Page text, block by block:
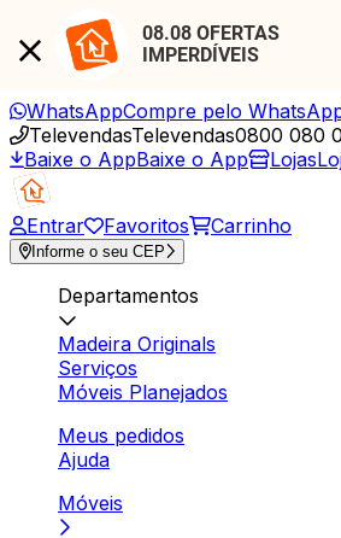
08.08 OFERTAS
IMPERDÍVEIS
WhatsAppCompre pelo
TelevendasTelevendas0800 080
Baixe o AppBaixe o App Lojas
Entrar Favoritos Carrinho
Informe o seu CEP
Departamentos
Madeira Originals
Serviços
Móveis Planejados
Meus pedidos
Ajuda
Móveis